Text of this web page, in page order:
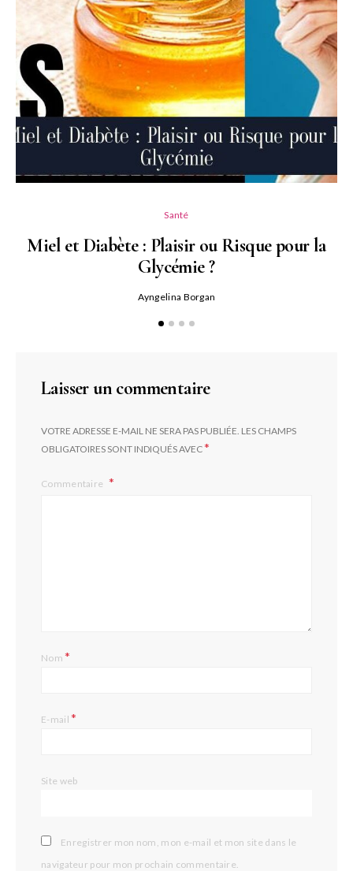
Santé
Miel et Diabète : Plaisir ou Risque pour la
Glycémie ?
Ayngelina Borgan
Laisser un commentaire
VOTRE ADRESSE E-MAIL NE SERA PAS PUBLIÉE. LES CHAMPS
OBLIGATOIRES SONT INDIQUÉS AVEC*
Commentaire
Nom*
E-mail*
Site web
Enregistrer mon nom, mon e-mail et mon site dans le
navigateur pour mon prochain commentaire.